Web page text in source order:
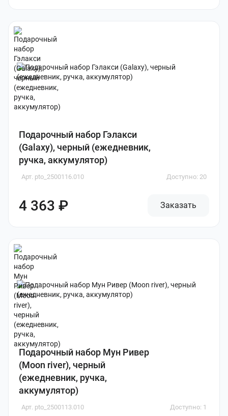
Подарочный набор Гэлакси
(Galaxy), черный (ежедневник,
ручка, аккумулятор)
Арт. pto_2500116.010 Доступно: 20
4 363 ₽ Заказать
Подарочный набор Мун Ривер
(Moon river), черный
(ежедневник, ручка,
аккумулятор)
Арт. pto_2500113.010 Доступно: 1